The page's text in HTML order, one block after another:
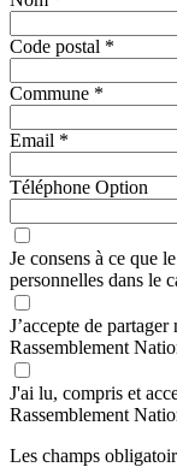
Code postal *
Commune *
Email *
Téléphone Option
Je consens à ce que
personnelles dans le
J’accepte de
Rassemblement
J'ai lu, compris et
Rassemblement
Les champs